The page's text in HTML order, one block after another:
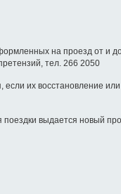
на проезд от и
тел. 266 2050
их восстановление
выдается новый